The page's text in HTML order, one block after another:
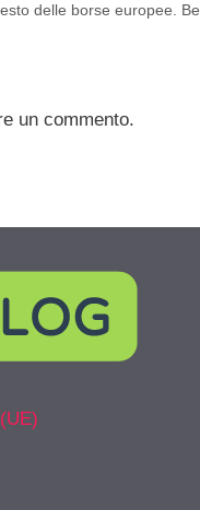
delle borse europee.
un commento.